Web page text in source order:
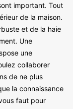
important. Tout
de la maison.
et de la haie
Une
une
collaborer
de ne plus
la connaissance
faut pour